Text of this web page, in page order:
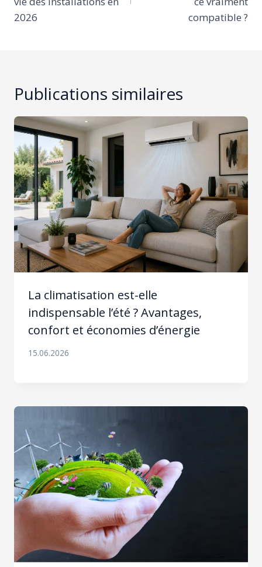
2026
compatible ?
Publications similaires
La climatisation est-elle
indispensable l’été ? Avantages,
confort et économies d’énergie
15.06.2026